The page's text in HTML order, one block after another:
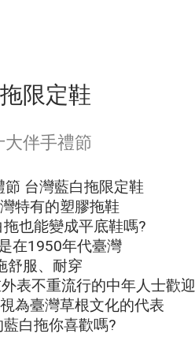
限定鞋
大伴手禮節
節 台灣藍白拖限定鞋
特有的塑膠拖鞋
也能變成平底鞋嗎?
在1950年代臺灣
舒服、耐穿
表不重流行的中年人士歡迎
為臺灣草根文化的代表
白拖你喜歡嗎?